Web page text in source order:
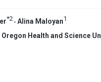
*2 , Alina Maloyan1
Oregon Health and Science